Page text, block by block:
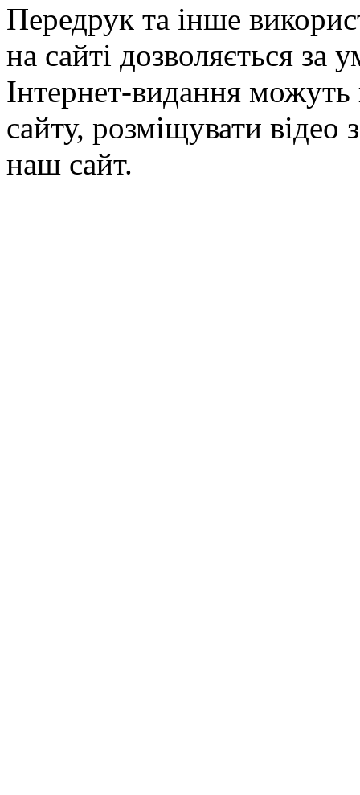
Передрук та інше
на сайті дозволяється
Інтернет-видання можуть
сайту, розміщувати відео
наш сайт.